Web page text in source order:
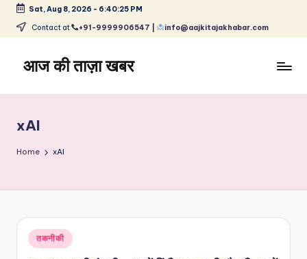
Skip
content
Sat, Aug 8, 2026 - 6:40:26 PM
Contact at +91-9999906547 | info@aajkitajakhabar.com
आज की ताज़ा खबर
ताज़ा
समाचार
–
और
विश्व
xAI
Home xAI
Posted
in
तकनीकी